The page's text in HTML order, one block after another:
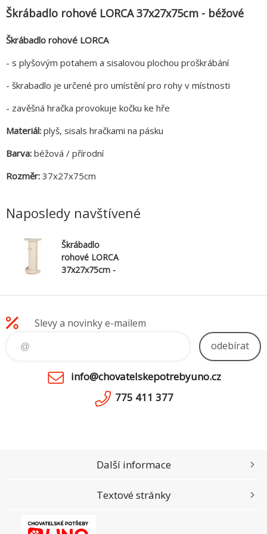
Škrábadlo rohové LORCA 37x27x75cm - béžové
Škrábadlo rohové LORCA
- s plyšovým potahem a sisalovou plochou proškrábání
- škrabadlo je určené pro umístění pro rohy v místnosti
- zavěšná hračka provokuje kočku ke hře
Materiál: plyš, sisals hračkami na pásku
Barva: béžová / přírodní
Rozměr: 37x27x75cm
Naposledy navštívené
Škrábadlo
rohové LORCA
37x27x75cm -
Slevy a novinky e-mailem
odebírat
info@chovatelskepotrebyuno.cz
775 411 377
Další informace
Textové stránky